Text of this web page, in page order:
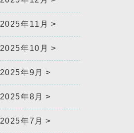
2025年11月
2025年10月
2025年9月
2025年8月
2025年7月